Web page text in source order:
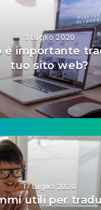
3 Luglio 2020
è importante
tuo sito web?
17 Luglio 2020
utili per